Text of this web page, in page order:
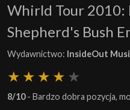
Whirld Tour 2010:
Shepherd's Bush
Wydawnictwo: InsideOut
8/10- Bardzo dobra pozycja,